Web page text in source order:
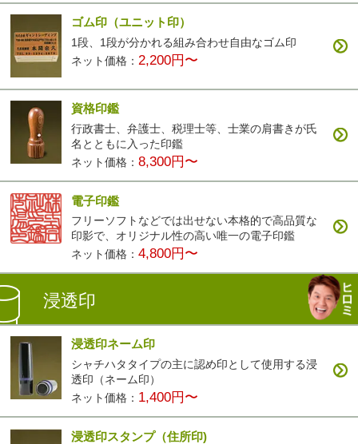
ゴム印（ユニット印）
1段、1段が分かれる組み合わせ自由なゴム印
ネット価格： 2,200円〜
資格印鑑
行政書士、弁護士、税理士等、士業の肩書きが氏
名とともに入った印鑑
ネット価格：8,300円〜
電子印鑑
フリーソフトなどでは出せない本格的で高品質な
印影で、オリジナル性の高い唯一の電子印鑑
ネット価格：4,800円〜
浸透印
浸透印ネーム印
シャチハタタイプの主に認め印として使用する浸
透印（ネーム印）
ネット価格： 1,400円〜
浸透印スタンプ（住所印)